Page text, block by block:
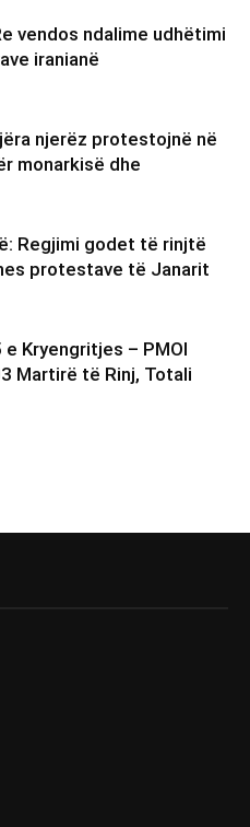
vendos ndalime udhëtimi
iranianë
njerëz protestojnë në
monarkisë dhe
Regjimi godet të rinjtë
protestave të Janarit
e Kryengritjes – PMOI
Martirë të Rinj, Totali